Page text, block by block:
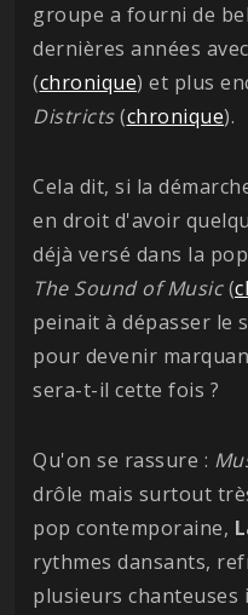
groupe a fourni de
dernières années avec
(chronique) et plus
Districts(chronique).
Cela dit, si la
en droit d'avoir
déjà versé dans la
The Sound of Music(
peinait à dépasser le
pour devenir
sera-t-il cette fois ?
Qu'on se rassure :
drôle mais surtout
pop contemporaine,
rythmes dansants,
plusieurs chanteuses